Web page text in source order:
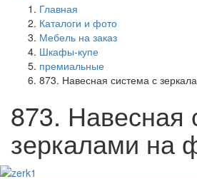
Главная
Каталоги и фото
Мебель на заказ
Шкафы-купе
премиальные
873. Навесная система с
873. Навесная
зеркалами на